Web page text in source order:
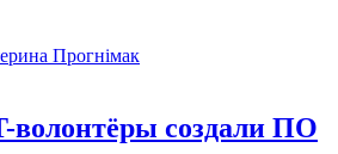
Прогнімак
волонтёры создали ПО